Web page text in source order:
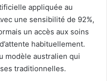
appliquée au
une sensibilité de 92%,
un accès aux soins
habituellement.
modèle australien qui
traditionnelles.